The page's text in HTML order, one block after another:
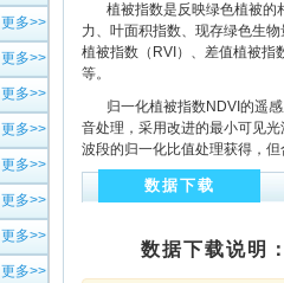
更多>>
更多>>
更多>>
更多>>
更多>>
更多>>
更多>>
更多>>
植被指数是反映绿色植被的
力、叶面积指数、现存绿色生
植被指数（RVI）、差值植被指
等。
归一化植被指数NDVI的遥感
音处理，采用改进的最小可见
波段的归一化比值处理获得，
数据下载
数据下载说明